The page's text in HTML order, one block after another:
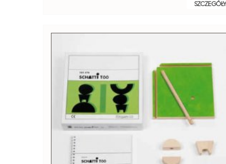
SZCZEGÓŁY